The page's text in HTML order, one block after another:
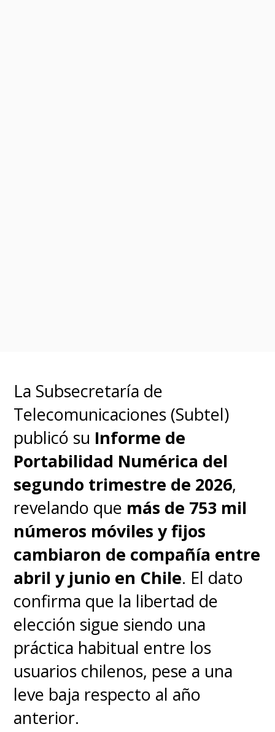
Preguntas frecuentes (FAQ)
¿Por qué no llega Siri AI a los
países de la Unión Europea?
Debido a la Ley de Mercados
Digitales (DMA) de la UE, que
exige una interoperabilidad que
Apple considera un riesgo para la
privacidad.
¿Llegará Siri AI a los Mac en
Europa?Sí, Apple ha confirmado
que las funciones de IA estarán
disponibles en macOS y visionOS.
¿Cuándo estará disponible
Apple Intelligence en la UE?
Actualmente, Apple no ha
La Subsecretaría de
Telecomunicaciones (Subtel)
publicó su Informe de
Portabilidad Numérica del
segundo trimestre de 2026,
revelando que más de 753 mil
números móviles y fijos
cambiaron de compañía entre
abril y junio en Chile. El dato
confirma que la libertad de
elección sigue siendo una
práctica habitual entre los
usuarios chilenos, pese a una
leve baja respecto al año
anterior.